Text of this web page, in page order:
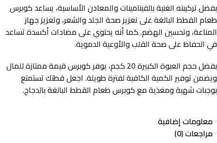
بفضل تركيبته الغنية بالفيتامينات والمعادن الأساسية، يساعد كوبرس
طعام القطط البالغة على تعزيز صحة الجلد والشعر، وتعزيز جهاز
المناعة، وتحسين الهضم. كما أنه يحتوي على مضادات أكسدة تساعد
في الحفاظ على صحة القلب والأوعية الدموية.
بفضل حجم العبوة الكبيرة 20 كجم، يوفر كوبرس قيمة ممتازة للمال
ويضمن توفير الكمية الكافية لفترة طويلة. اجعل قطتك تستمتع
بوجبات شهية ومغذية مع كوبرس طعام القطط البالغة بالدجاج.
معلومات إضافية
مراجعات (0)